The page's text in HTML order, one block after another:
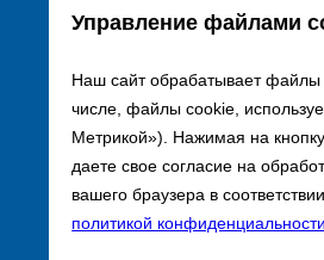
Управление файлами
Наш сайт обрабатывает файлы
числе, файлы cookie,
Метрикой»). Нажимая на
даете свое согласие на
вашего браузера в
политикой конфиденциальности
+7 (495) 256
Заказать
Разработка